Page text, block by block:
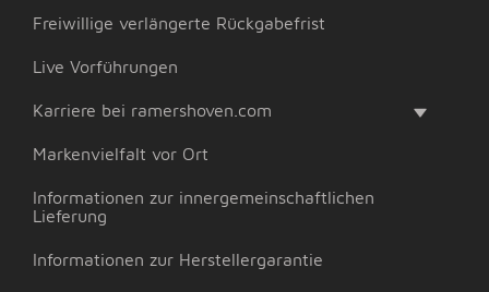
Freiwillige verlängerte Rückgabefrist
Live Vorführungen
Karriere bei ramershoven.com
Markenvielfalt vor Ort
Informationen zur innergemeinschaftlichen
Lieferung
Informationen zur Herstellergarantie